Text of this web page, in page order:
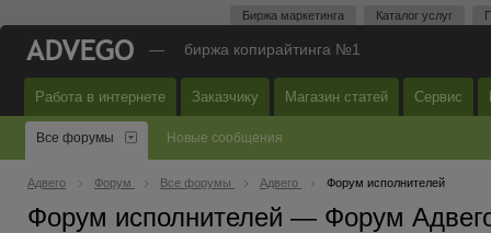
Биржа маркетинга Каталог услуг
— биржа копирайтинга №1
Работа в интернете Заказчику Магазин статей Сервис
Все форумы Новые сообщения
Адвего Форум Все форумы Адвего Форум исполнителей
Форум исполнителей — Форум